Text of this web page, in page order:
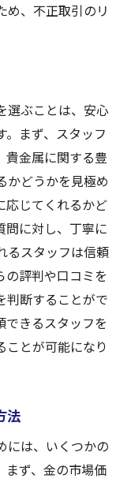
め、不正取引のリ
選ぶことは、安心
。まず、スタッフ
貴金属に関する豊
かどうかを見極め
応じてくれるかど
問に対し、丁寧に
るスタッフは信頼
の評判や口コミを
判断することがで
できるスタッフを
ことが可能になり
法
には、いくつかの
まず、金の市場価